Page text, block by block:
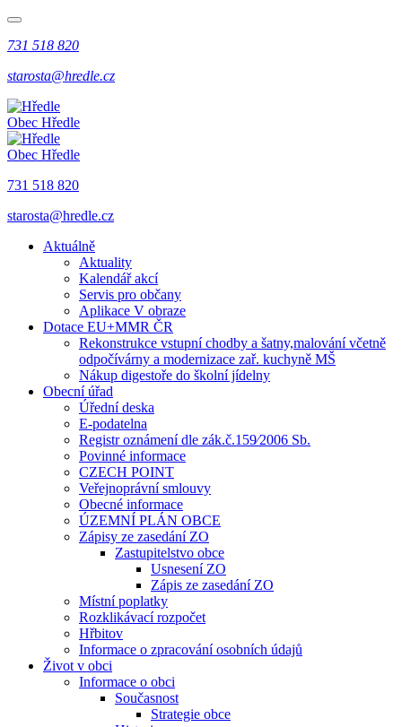
731 518 820
starosta@hredle.cz
Obec Hředle
Obec Hředle
731 518 820
starosta@hredle.cz
Aktuálně
Aktuality
Kalendář akcí
Servis pro občany
Aplikace V obraze
Dotace EU+MMR ČR
Rekonstrukce vstupní chodby a šatny,malování včetně
odpočívárny a modernizace zař. kuchyně MŠ
Nákup digestoře do školní jídelny
Obecní úřad
Úřední deska
E-podatelna
Registr oznámení dle zák.č.159⁄2006 Sb.
Povinné informace
CZECH POINT
Veřejnoprávní smlouvy
Obecné informace
ÚZEMNÍ PLÁN OBCE
Zápisy ze zasedání ZO
Zastupitelstvo obce
Usnesení ZO
Zápis ze zasedání ZO
Místní poplatky
Rozklikávací rozpočet
Hřbitov
Informace o zpracování osobních údajů
Život v obci
Informace o obci
Současnost
Strategie obce